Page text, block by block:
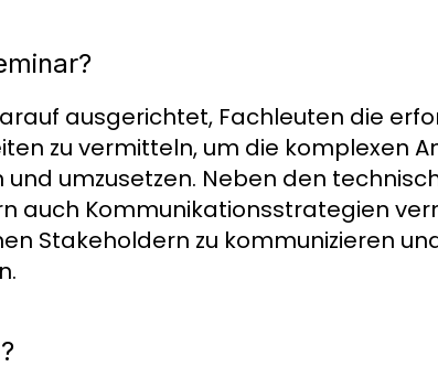
ausgerichtet, Fachleuten die
zu vermitteln, um die komplexen
umzusetzen. Neben den
auch Kommunikationsstrategien
Stakeholdern zu kommunizieren